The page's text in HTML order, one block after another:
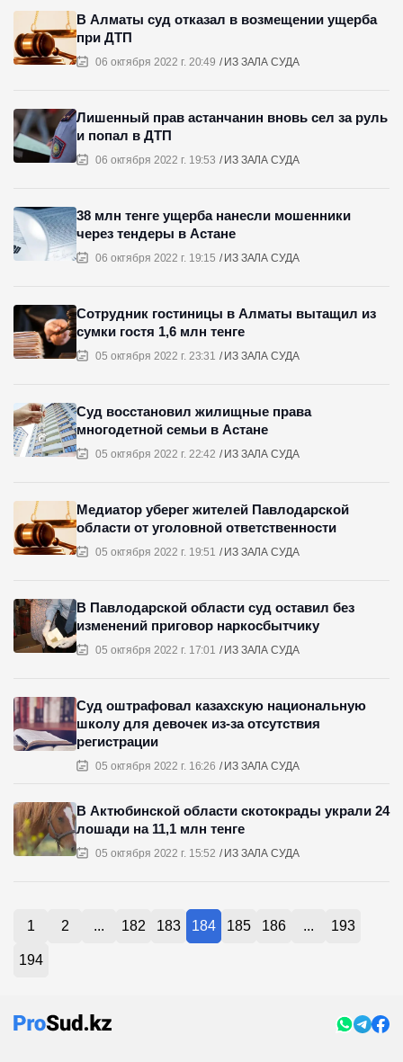
06 октября 2022 г. 20:49 ИЗ ЗАЛА СУДА
В Алматы суд отказал в возмещении ущерба
при ДТП
06 октября 2022 г. 19:53 ИЗ ЗАЛА СУДА
Лишенный прав астанчанин вновь сел за руль
и попал в ДТП
06 октября 2022 г. 19:15 ИЗ ЗАЛА СУДА
38 млн тенге ущерба нанесли мошенники
через тендеры в Астане
05 октября 2022 г. 23:31 ИЗ ЗАЛА СУДА
Сотрудник гостиницы в Алматы вытащил из
сумки гостя 1,6 млн тенге
05 октября 2022 г. 22:42 ИЗ ЗАЛА СУДА
Суд восстановил жилищные права
многодетной семьи в Астане
05 октября 2022 г. 19:51 ИЗ ЗАЛА СУДА
Медиатор уберег жителей Павлодарской
области от уголовной ответственности
05 октября 2022 г. 17:01 ИЗ ЗАЛА СУДА
В Павлодарской области суд оставил без
изменений приговор наркосбытчику
05 октября 2022 г. 16:26 ИЗ ЗАЛА СУДА
Суд оштрафовал казахскую национальную
школу для девочек из-за отсутствия
регистрации
05 октября 2022 г. 15:52 ИЗ ЗАЛА СУДА
В Актюбинской области скотокрады украли 24
лошади на 11,1 млн тенге
1 2 ... 182 183 184 185 186 ... 193
194